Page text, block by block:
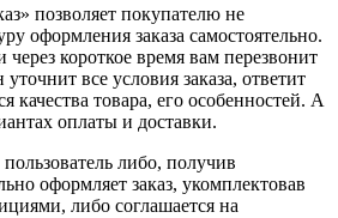
позволяет покупателю не
оформления заказа самостоятельно.
короткое время вам перезвонит
все условия заказа, ответит
качества товара, его особенностей. А
оплаты и доставки.
либо, получив
оформляет заказ, укомплектовав
либо соглашается на